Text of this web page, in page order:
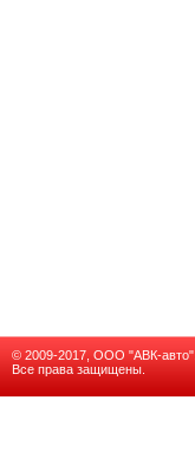
© 2009-2017, ООО "АВК-авто".
Все права защищены.